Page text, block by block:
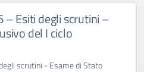
– Esiti degli scrutini –
del I ciclo
scrutini - Esame di Stato